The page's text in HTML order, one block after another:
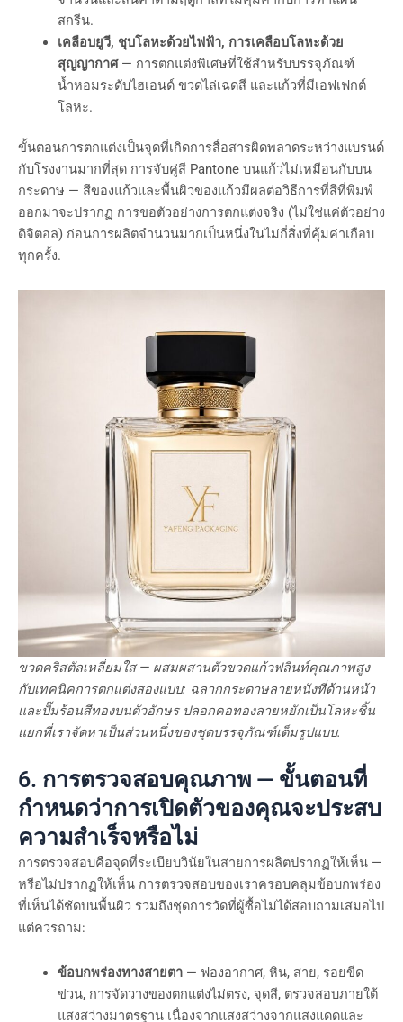
สกรีน.
เคลือบยูวี, ชุบโลหะด้วยไฟฟ้า, การเคลือบโลหะด้วย
สุญญากาศ— การตกแต่งพิเศษที่ใช้สำหรับบรรจุภัณฑ์
น้ำหอมระดับไฮเอนด์ ขวดไล่เฉดสี และแก้วที่มีเอฟเฟกต์
โลหะ.
ขั้นตอนการตกแต่งเป็นจุดที่เกิดการสื่อสารผิดพลาดระหว่างแบรนด์
กับโรงงานมากที่สุด การจับคู่สี Pantone บนแก้วไม่เหมือนกับบน
กระดาษ — สีของแก้วและพื้นผิวของแก้วมีผลต่อวิธีการที่สีที่พิมพ์
ออกมาจะปรากฏ การขอตัวอย่างการตกแต่งจริง (ไม่ใช่แค่ตัวอย่าง
ดิจิตอล) ก่อนการผลิตจำนวนมากเป็นหนึ่งในไม่กี่สิ่งที่คุ้มค่าเกือบ
ทุกครั้ง.
ขวดคริสตัลเหลี่ยมใส — ผสมผสานตัวขวดแก้วฟลินท์คุณภาพสูง
กับเทคนิคการตกแต่งสองแบบ: ฉลากกระดาษลายหนังที่ด้านหน้า
และปั๊มร้อนสีทองบนตัวอักษร ปลอกคอทองลายหยักเป็นโลหะชิ้น
แยกที่เราจัดหาเป็นส่วนหนึ่งของชุดบรรจุภัณฑ์เต็มรูปแบบ.
6. การตรวจสอบคุณภาพ — ขั้นตอนที่
กำหนดว่าการเปิดตัวของคุณจะประสบ
ความสำเร็จหรือไม่
การตรวจสอบคือจุดที่ระเบียบวินัยในสายการผลิตปรากฏให้เห็น —
หรือไม่ปรากฏให้เห็น การตรวจสอบของเราครอบคลุมข้อบกพร่อง
ที่เห็นได้ชัดบนพื้นผิว รวมถึงชุดการวัดที่ผู้ซื้อไม่ได้สอบถามเสมอไป
แต่ควรถาม:
ข้อบกพร่องทางสายตา— ฟองอากาศ, หิน, สาย, รอยขีด
ข่วน, การจัดวางของตกแต่งไม่ตรง, จุดสี, ตรวจสอบภายใต้
แสงสว่างมาตรฐาน เนื่องจากแสงสว่างจากแสงแดดและ